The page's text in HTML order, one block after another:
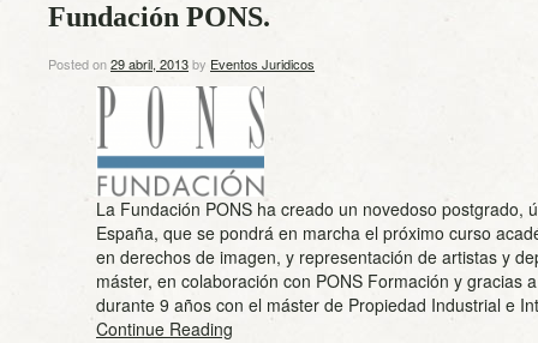
Fundación PONS.
Posted on29 abril, 2013by Eventos Juridicos
La Fundación PONS ha creado un novedoso postgrado,
España, que se pondrá en marcha el próximo curso
en derechos de imagen, y representación de artistas y
máster, en colaboración con PONS Formación y gracias
durante 9 años con el máster de Propiedad Industrial e
Continue Reading